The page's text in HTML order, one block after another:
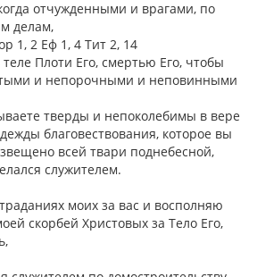
отчужденными и врагами, по
делам,
1, 2 Еф 1, 4 Тит 2, 14
Плоти Его, смертью Его, чтобы
и непорочными и неповинными
тверды и непоколебимы в вере
благовествования, которое вы
всей твари поднебесной,
служителем.
моих за вас и восполняю
скорбей Христовых за Тело Его,